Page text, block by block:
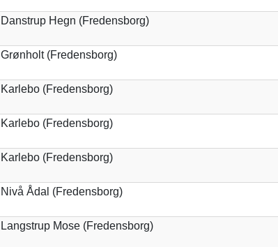
Danstrup Hegn (Fredensborg)
Grønholt (Fredensborg)
Karlebo (Fredensborg)
Karlebo (Fredensborg)
Karlebo (Fredensborg)
Nivå Ådal (Fredensborg)
Langstrup Mose (Fredensborg)